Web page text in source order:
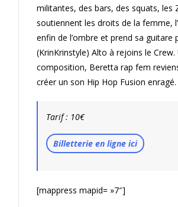
militantes, des bars, des squats, les
soutiennent les droits de la femme,
enfin de l’ombre et prend sa
(KrinKrinstyle) Alto à rejoins le
composition, Beretta rap fem
créer un son Hip Hop Fusion enragé.
Tarif : 10€
Billetterie en ligne ici
[mappress mapid= »7″]